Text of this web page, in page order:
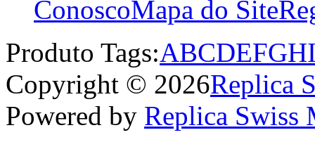
ConoscoMapa do Site
Produto Tags:ABCDEFGH
Copyright © 2026Replica
Powered by Replica Swiss